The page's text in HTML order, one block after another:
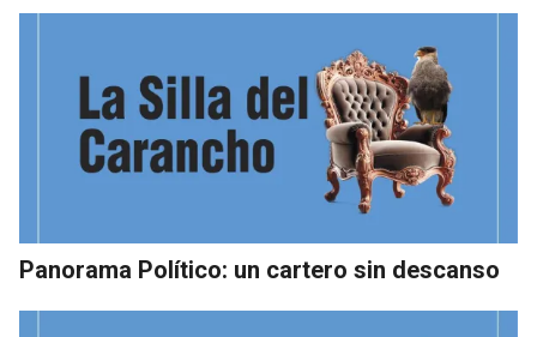
Panorama Político: un cartero sin descanso